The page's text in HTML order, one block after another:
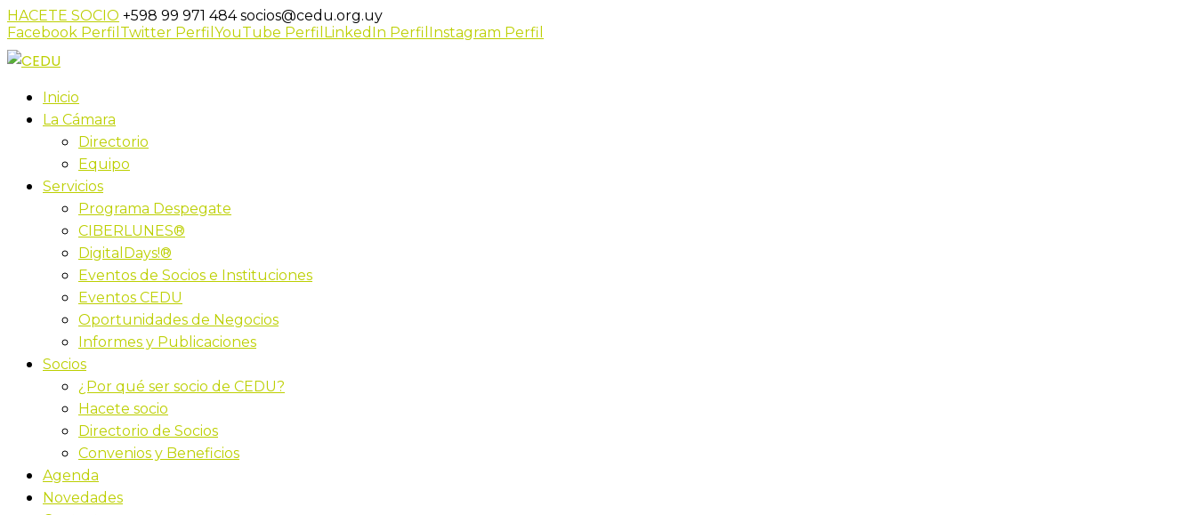
HACETE SOCIO +598 99 971 484socios@cedu.org.uy
Facebook Perfil Twitter Perfil YouTube Perfil LinkedIn Perfil Instagram Perfil
Inicio
La Cámara
Directorio
Equipo
Servicios
Programa Despegate
CIBERLUNES®
DigitalDays!®
Eventos de Socios e Instituciones
Eventos CEDU
Oportunidades de Negocios
Informes y Publicaciones
Socios
¿Por qué ser socio de CEDU?
Hacete socio
Directorio de Socios
Convenios y Beneficios
Agenda
Novedades